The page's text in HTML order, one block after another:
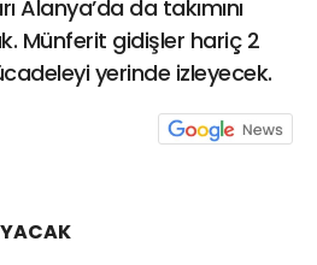
da takımını
Münferit gidişler hariç 2
yerinde izleyecek.